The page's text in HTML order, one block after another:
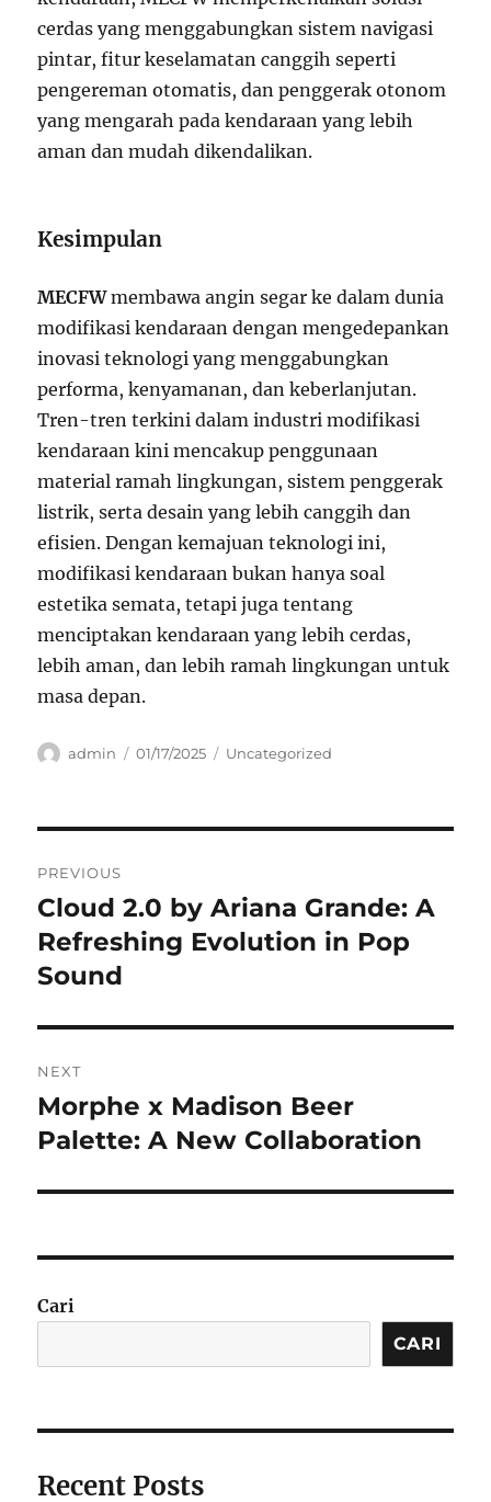
cerdas yang menggabungkan sistem navigasi
pintar, fitur keselamatan canggih seperti
pengereman otomatis, dan penggerak otonom
yang mengarah pada kendaraan yang lebih
aman dan mudah dikendalikan.
Kesimpulan
MECFWmembawa angin segar ke dalam dunia
modifikasi kendaraan dengan mengedepankan
inovasi teknologi yang menggabungkan
performa, kenyamanan, dan keberlanjutan.
Tren-tren terkini dalam industri modifikasi
kendaraan kini mencakup penggunaan
material ramah lingkungan, sistem penggerak
listrik, serta desain yang lebih canggih dan
efisien. Dengan kemajuan teknologi ini,
modifikasi kendaraan bukan hanya soal
estetika semata, tetapi juga tentang
menciptakan kendaraan yang lebih cerdas,
lebih aman, dan lebih ramah lingkungan untuk
masa depan.
Author
admin
Posted
01/17/2025 Categories
Uncategorized
pos
PREVIOUS
Previous
post:
Cloud 2.0 by Ariana Grande: A
Refreshing Evolution in Pop
Sound
NEXT
Next
post:
Morphe x Madison Beer
Palette: A New Collaboration
Cari
CARI
Recent Posts